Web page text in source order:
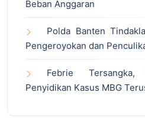
Beban Anggaran
Polda Banten
Pengeroyokan dan
Febrie Tersangka,
Penyidikan Kasus MBG